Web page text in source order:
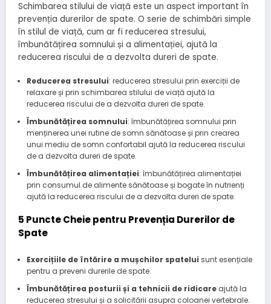
Schimbarea stilului de viață este un aspect important în
prevenția durerilor de spate. O serie de schimbări simple
în stilul de viață, cum ar fi reducerea stresului,
îmbunătățirea somnului și a alimentației, ajută la
reducerea riscului de a dezvolta dureri de spate.
Reducerea stresului: reducerea stresului prin exerciții de
relaxare și prin schimbarea stilului de viață ajută la
reducerea riscului de a dezvolta dureri de spate.
Îmbunătățirea somnului: îmbunătățirea somnului prin
menținerea unei rutine de somn sănătoase și prin crearea
unui mediu de somn confortabil ajută la reducerea riscului
de a dezvolta dureri de spate.
Îmbunătățirea alimentației: îmbunătățirea alimentației
prin consumul de alimente sănătoase și bogate în nutrienți
ajută la reducerea riscului de a dezvolta dureri de spate.
5 Puncte Cheie pentru Prevenția Durerilor de
Spate
Exercițiile de întărire a mușchilor spatelui sunt esențiale
pentru a preveni durerile de spate.
Îmbunătățirea posturii și a tehnicii de ridicareajută la
reducerea stresului și a solicitării asupra coloanei vertebrale.